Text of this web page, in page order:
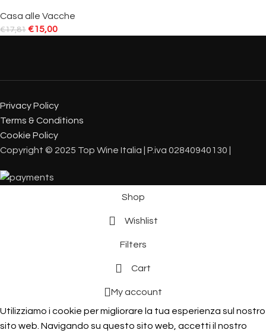
Casa alle Vacche
€17,81 €15,00
Privacy Policy
Terms & Conditions
Cookie Policy
Copyright © 2025 Top Wine Italia | P.iva 02840940130 |
Shop
Wishlist
Filters
Cart
My account
Utilizziamo i cookie per migliorare la tua esperienza sul nostro
sito web. Navigando su questo sito web, accetti il ​​nostro